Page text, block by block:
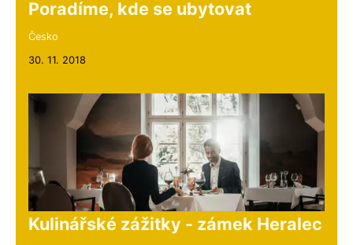
Poradíme, kde se ubytovat
Česko
30. 11. 2018
Kulinářské zážitky - zámek Heralec